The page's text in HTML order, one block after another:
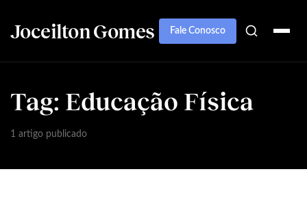
Joceilton Gomes Fale Conosco
Tag: Educação Física
1 artigo publicado